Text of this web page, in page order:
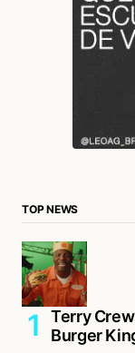
TOP NEWS
Terry
Burger